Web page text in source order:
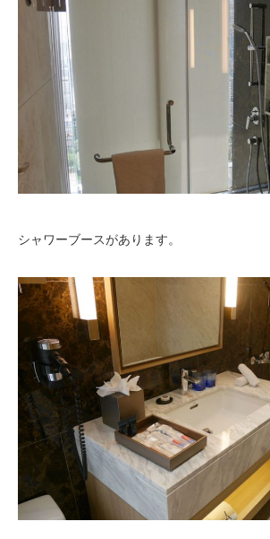
シャワーブースがあります。